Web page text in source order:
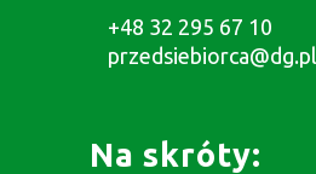
+48 32 295 67 10
przedsiebiorca@dg.pl
Na skróty: